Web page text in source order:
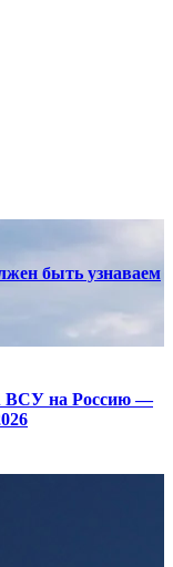
быть узнаваем
ВСУ на Россию —